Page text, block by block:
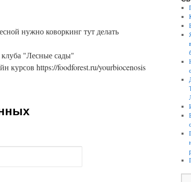
нужно коворкинг тут делать
"Лесные сады"
курсов https://foodforest.ru/yourbiocenosis